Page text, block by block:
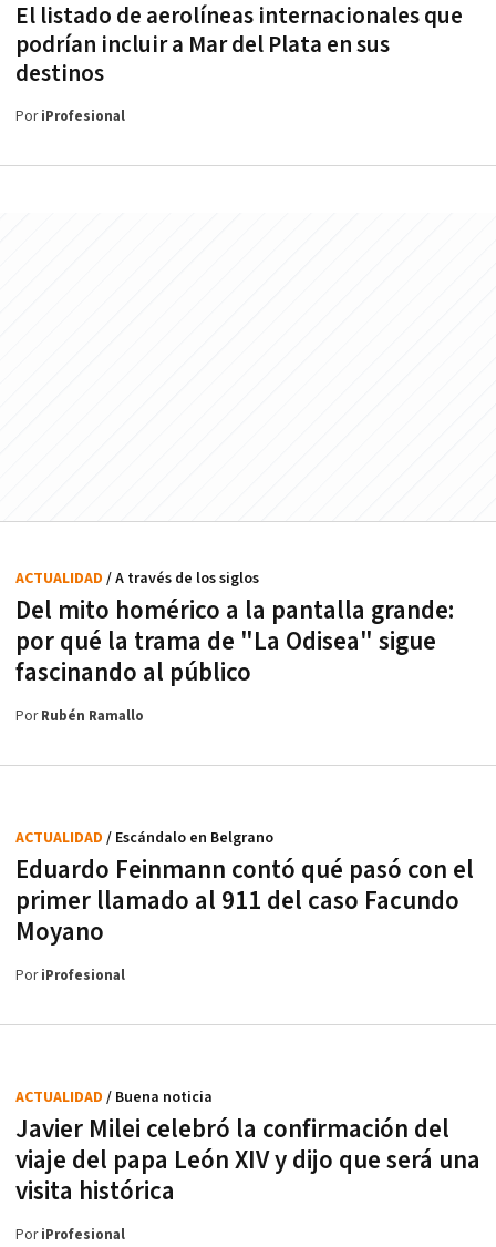
El listado de aerolíneas internacionales que
podrían incluir a Mar del Plata en sus
destinos
PoriProfesional
Del mito homérico a la pantalla grande:
por qué la trama de "La Odisea" sigue
fascinando al público
ACTUALIDAD / A través de los siglos
PorRubén Ramallo
Eduardo Feinmann contó qué pasó con el
primer llamado al 911 del caso Facundo
Moyano
ACTUALIDAD / Escándalo en Belgrano
PoriProfesional
Javier Milei celebró la confirmación del
viaje del papa León XIV y dijo que será una
visita histórica
ACTUALIDAD / Buena noticia
PoriProfesional